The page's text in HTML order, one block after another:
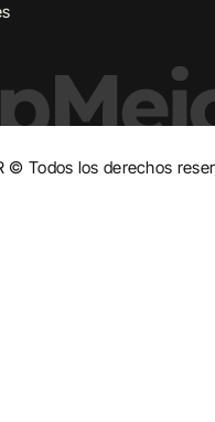
© Todos los derechos